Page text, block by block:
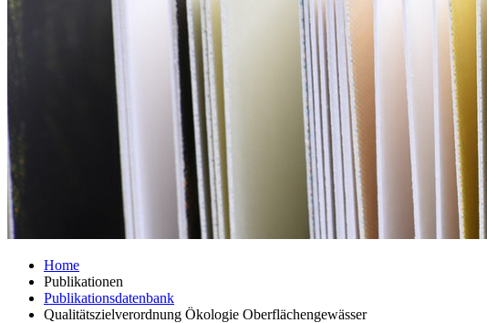
Home
Publikationen
Publikationsdatenbank
Qualitätszielverordnung Ökologie Oberflächengewässer